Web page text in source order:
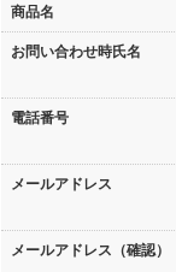
商品名
お問い合わせ時氏名
電話番号
メールアドレス
メールアドレス（確認）